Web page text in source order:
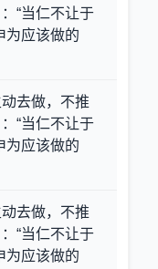
“当仁不让于
为应该做的
去做，不推
“当仁不让于
为应该做的
去做，不推
“当仁不让于
为应该做的